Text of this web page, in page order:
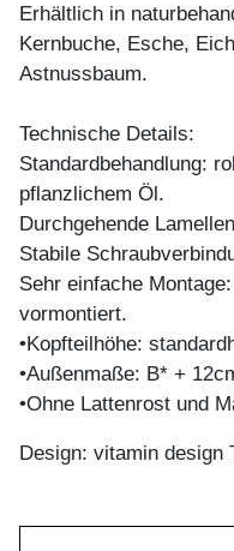
Erhältlich in
Kernbuche, Esche,
Astnussbaum.
Technische Details:
Standardbehandlung:
pflanzlichem Öl.
Durchgehende
Stabile
Sehr einfache
vormontiert.
•Kopfteilhöhe:
•Außenmaße: B* +
•Ohne Lattenrost und
Design: vitamin design